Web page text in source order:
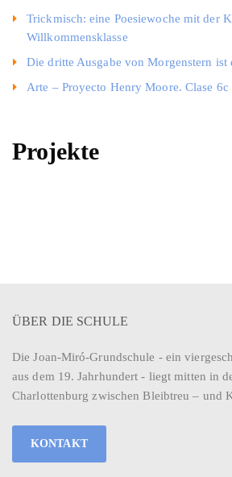
Projekte
Trickmisch: eine Poesiewoche mit der
Willkommensklasse
Die dritte Ausgabe von Morgenstern ist
Arte – Proyecto Henry Moore. Clase
ÜBER DIE SCHULE
Die Joan-Miró-Grundschule - ein
aus dem 19. Jahrhundert - liegt mitten in
Charlottenburg zwischen Bleibtreu – und
KONTAKT